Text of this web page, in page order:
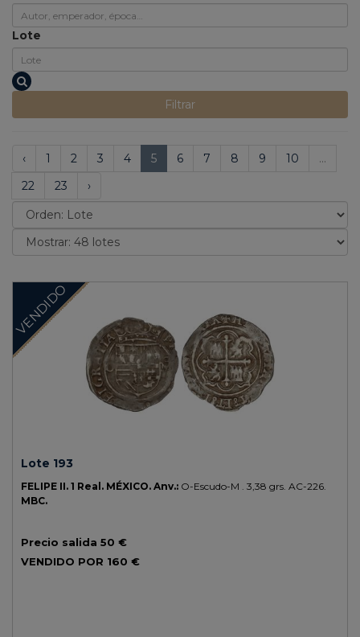
Lote
Filtrar
‹ 1 2 3 4 5 6 7 8 9 10
...
22
23 ›
VENDIDO
Lote 193
FELIPE II. 1 Real. MÉXICO. Anv.: O-Escudo-M . 3,38 grs. AC-226.
MBC.
Precio salida 50 €
VENDIDO POR 160 €